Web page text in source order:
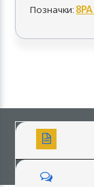
Позначки: